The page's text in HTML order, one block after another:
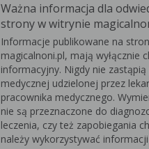
Ważna informacja dla
strony w witrynie
Informacje publikowane na
magicalnoni.pl, mają wyłącznie
informacyjny. Nigdy nie
medycznej udzielonej przez
pracownika medycznego.
nie są przeznaczone do
leczenia, czy też zapobiegania
należy wykorzystywać